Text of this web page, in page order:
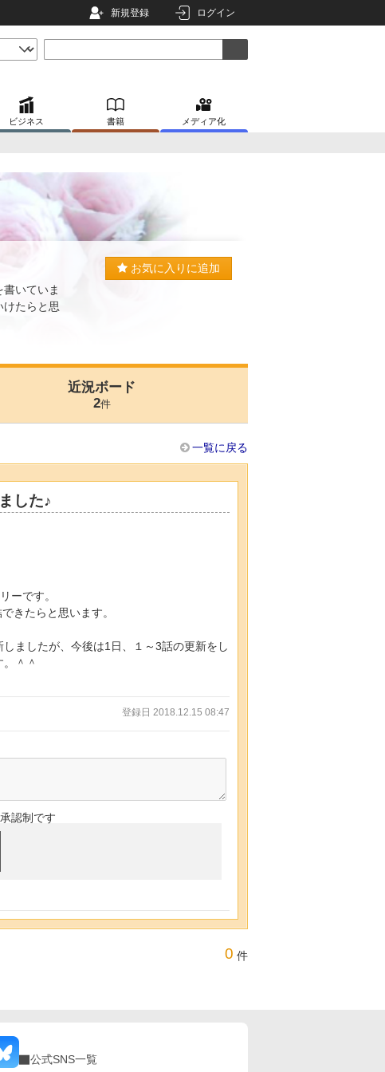
新規登録 ログイン
ビジネス 書籍 メディア化
いていま
けたらと思
お気に入りに追加
近況ボード
2件
一覧に戻る
した♪
ーです。
きたらと思います。
ましたが、今後は1日、１～3話の更新をし
＾＾
登録日 2018.12.15 08:47
認制です
0 件
公式SNS一覧